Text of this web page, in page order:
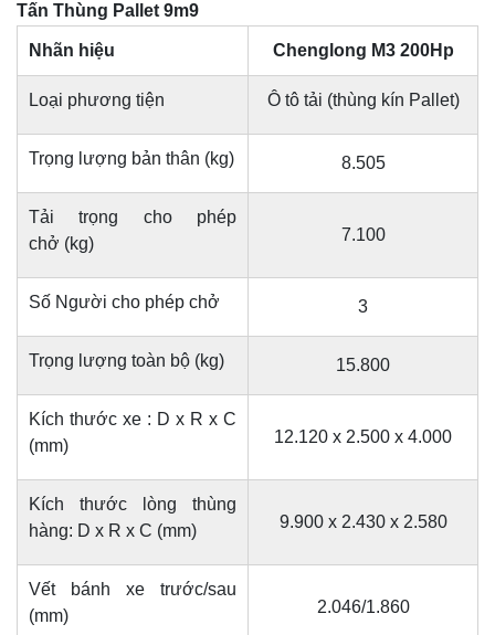
Tấn Thùng Pallet 9m9
Nhãn hiệu Chenglong M3 200Hp
Loại phương tiện Ô tô tải (thùng kín Pallet)
Trọng lượng bản thân (kg) 8.505
Tải trọng cho phép
chở (kg)
7.100
Số Người cho phép chở 3
Trọng lượng toàn bộ (kg) 15.800
Kích thước xe : D x R x C
(mm)
12.120 x 2.500 x 4.000
Kích thước lòng thùng
hàng: D x R x C (mm)
9.900 x 2.430 x 2.580
Vết bánh xe trước/sau
(mm)
2.046/1.860